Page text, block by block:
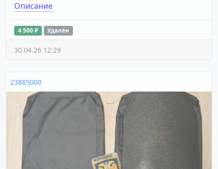
Описание
4 500 ₽ Удалён
30.04.26 12:29
23885000